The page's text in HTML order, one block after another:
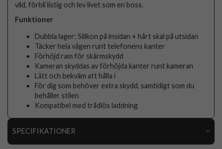
vild, förbli listig och lev livet som en boss.
Funktioner
Dubbla lager: Silikon på insidan + hårt skal på utsidan
Täcker hela vägen runt telefonens kanter
Förhöjd ram för skärmskydd
Kameran skyddas av förhöjda kanter runt kameran
Lätt och bekväm att hålla i
För dig som behöver extra skydd, samtidigt som du
behåller stilen
Kompatibel med trådlös laddning
SPECIFIKATIONER